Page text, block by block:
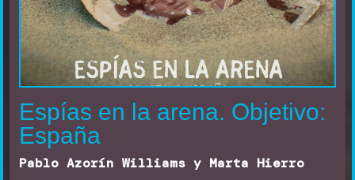
Espías en la arena. Objetivo:
España
Pablo Azorín Williams y Marta Hierro